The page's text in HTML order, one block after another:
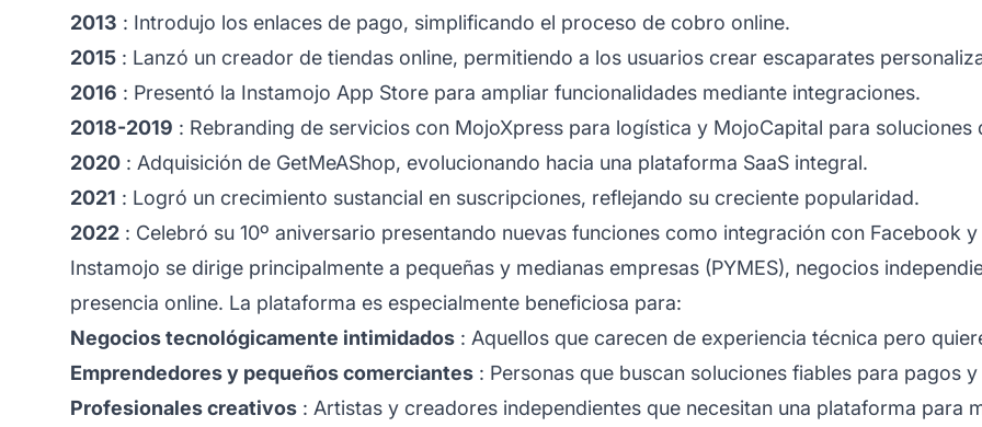
2013 : Introdujo los enlaces de pago, simplificando el proceso de cobro online.
2015 : Lanzó un creador de tiendas online, permitiendo a los usuarios crear escaparates
2016 : Presentó la Instamojo App Store para ampliar funcionalidades mediante integraciones.
2018-2019 : Rebranding de servicios con MojoXpress para logística y MojoCapital para soluciones
2020 : Adquisición de GetMeAShop, evolucionando hacia una plataforma SaaS integral.
2021 : Logró un crecimiento sustancial en suscripciones, reflejando su creciente popularidad.
2022 : Celebró su 10º aniversario presentando nuevas funciones como integración con Facebook
Instamojo se dirige principalmente a pequeñas y medianas empresas (PYMES), negocios
presencia online. La plataforma es especialmente beneficiosa para:
Negocios tecnológicamente intimidados : Aquellos que carecen de experiencia técnica pero
Emprendedores y pequeños comerciantes : Personas que buscan soluciones fiables para pagos
Profesionales creativos : Artistas y creadores independientes que necesitan una plataforma para